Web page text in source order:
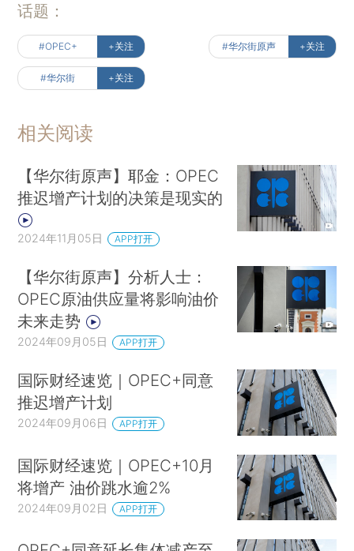
话题：
#OPEC+ +关注 #华尔街原声 +关注
#华尔街 +关注
相关阅读
【华尔街原声】耶金：OPEC
推迟增产计划的决策是现实的
2024年11月05日 APP打开
【华尔街原声】分析人士：
OPEC原油供应量将影响油价
未来走势
2024年09月05日 APP打开
国际财经速览｜OPEC+同意
推迟增产计划
2024年09月06日 APP打开
国际财经速览｜OPEC+10月
将增产 油价跳水逾2%
2024年09月02日 APP打开